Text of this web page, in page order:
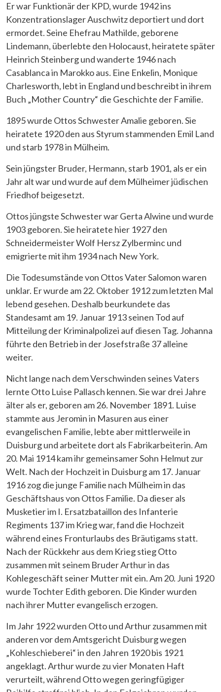
Er war Funktionär der KPD, wurde 1942 ins
Konzentrationslager Auschwitz deportiert und dort
ermordet. Seine Ehefrau Mathilde, geborene
Lindemann, überlebte den Holocaust, heiratete später
Heinrich Steinberg und wanderte 1946 nach
Casablanca in Marokko aus. Eine Enkelin, Monique
Charlesworth, lebt in England und beschreibt in ihrem
Buch „Mother Country“ die Geschichte der Familie.
1895 wurde Ottos Schwester Amalie geboren. Sie
heiratete 1920 den aus Styrum stammenden Emil Land
und starb 1978 in Mülheim.
Sein jüngster Bruder, Hermann, starb 1901, als er ein
Jahr alt war und wurde auf dem Mülheimer jüdischen
Friedhof beigesetzt.
Ottos jüngste Schwester war Gerta Alwine und wurde
1903 geboren. Sie heiratete hier 1927 den
Schneidermeister Wolf Hersz Zylberminc und
emigrierte mit ihm 1934 nach New York.
Die Todesumstände von Ottos Vater Salomon waren
unklar. Er wurde am 22. Oktober 1912 zum letzten Mal
lebend gesehen. Deshalb beurkundete das
Standesamt am 19. Januar 1913 seinen Tod auf
Mitteilung der Kriminalpolizei auf diesen Tag. Johanna
führte den Betrieb in der Josefstraße 37 alleine
weiter.
Nicht lange nach dem Verschwinden seines Vaters
lernte Otto Luise Pallasch kennen. Sie war drei Jahre
älter als er, geboren am 26. November 1891. Luise
stammte aus Jeromin in Masuren aus einer
evangelischen Familie, lebte aber mittlerweile in
Duisburg und arbeitete dort als Fabrikarbeiterin. Am
20. Mai 1914 kam ihr gemeinsamer Sohn Helmut zur
Welt. Nach der Hochzeit in Duisburg am 17. Januar
1916 zog die junge Familie nach Mülheim in das
Geschäftshaus von Ottos Familie. Da dieser als
Musketier im I. Ersatzbataillon des Infanterie
Regiments 137 im Krieg war, fand die Hochzeit
während eines Fronturlaubs des Bräutigams statt.
Nach der Rückkehr aus dem Krieg stieg Otto
zusammen mit seinem Bruder Arthur in das
Kohlegeschäft seiner Mutter mit ein. Am 20. Juni 1920
wurde Tochter Edith geboren. Die Kinder wurden
nach ihrer Mutter evangelisch erzogen.
Im Jahr 1922 wurden Otto und Arthur zusammen mit
anderen vor dem Amtsgericht Duisburg wegen
„Kohleschieberei“ in den Jahren 1920 bis 1921
angeklagt. Arthur wurde zu vier Monaten Haft
verurteilt, während Otto wegen geringfügiger